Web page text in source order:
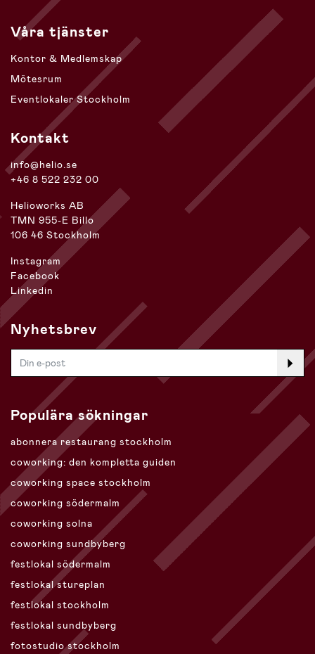
Våra tjänster
Kontor & Medlemskap
Mötesrum
Eventlokaler Stockholm
Kontakt
info@helio.se
+46 8 522 232 00
Helioworks AB
TMN 955-E Billo
106 46 Stockholm
Instagram
Facebook
Linkedin
Nyhetsbrev
Populära sökningar
abonnera restaurang stockholm
coworking: den kompletta guiden
coworking space stockholm
coworking södermalm
coworking solna
coworking sundbyberg
festlokal södermalm
festlokal stureplan
festlokal stockholm
festlokal sundbyberg
fotostudio stockholm